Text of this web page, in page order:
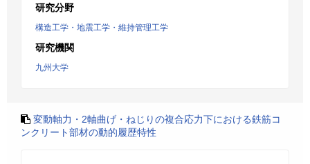
研究分野
構造工学・地震工学・維持管理工学
研究機関
九州大学
変動軸力・2軸曲げ・ねじりの複合応力下における鉄筋コ
ンクリート部材の動的履歴特性